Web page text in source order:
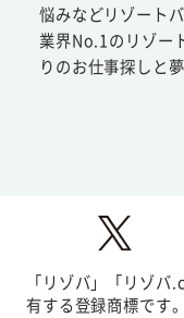
悩みなどリゾート
業界No.1のリゾー
りのお仕事探しと
「リゾバ」「リゾ
有する登録商標です。